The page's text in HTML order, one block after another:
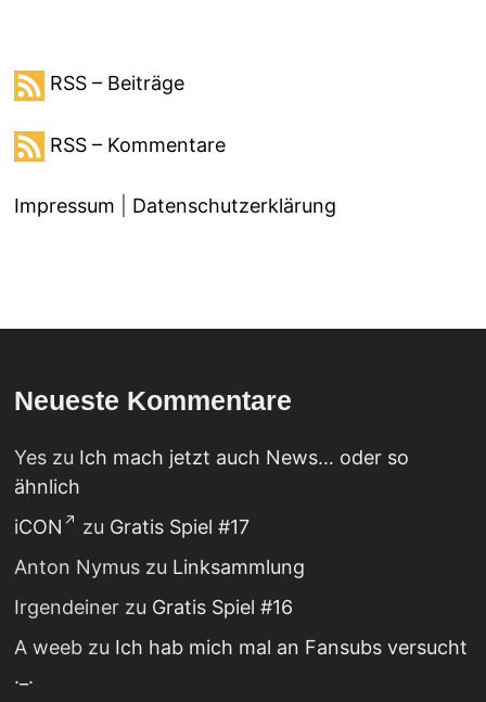
RSS – Beiträge
RSS – Kommentare
Impressum Datenschutzerklärung
Neueste Kommentare
Yeszu Ich mach jetzt auch News… oder so
ähnlich
iCON
zu Gratis Spiel #17
Anton Nymuszu Linksammlung
Irgendeinerzu Gratis Spiel #16
A weebzu Ich hab mich mal an Fansubs versucht
._.